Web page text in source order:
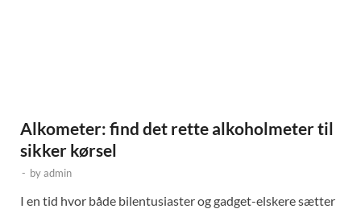
Alkometer: find det rette alkoholmeter til
sikker kørsel
- byadmin
I en tid hvor både bilentusiaster og gadget-elskere sætter